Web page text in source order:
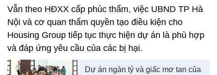
Vẫn theo HĐXX cấp phúc thẩm, việc UBND TP Hà
Nội và cơ quan thẩm quyền tạo điều kiện cho
Housing Group tiếp tục thực hiện dự án là phù hợp
và đáp ứng yêu cầu của các bị hại.
Dự án ngàn tỷ và giấc mơ tan của